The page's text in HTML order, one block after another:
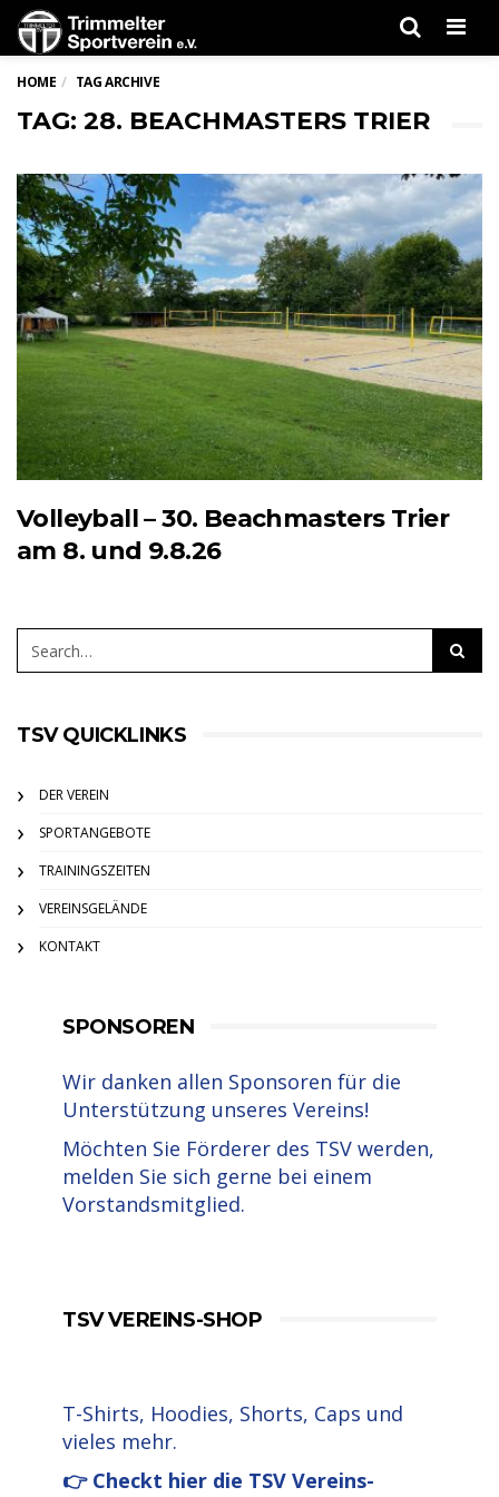
HOME TAG ARCHIVE
TAG: 28. BEACHMASTERS TRIER
Volleyball – 30. Beachmasters Trier
am 8. und 9.8.26
TSV QUICKLINKS
DER VEREIN
SPORTANGEBOTE
TRAININGSZEITEN
VEREINSGELÄNDE
KONTAKT
SPONSOREN
Wir danken allen Sponsoren für die
Unterstützung unseres Vereins!
Möchten Sie Förderer des TSV werden,
melden Sie sich gerne bei einem
Vorstandsmitglied.
TSV VEREINS-SHOP
T-Shirts, Hoodies, Shorts, Caps und
vieles mehr.
👉 Checkt hier die TSV Vereins-